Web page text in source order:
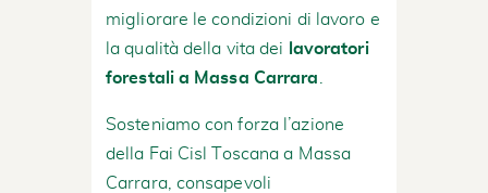
migliorare le condizioni di lavoro e
la qualità della vita dei
lavoratori
forestali a Massa Carrara
Sosteniamo con forza l’azione
della Fai Cisl Toscana a Massa
Carrara, consapevoli